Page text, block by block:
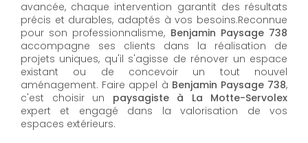
avancée, chaque intervention garantit des résultats
précis et durables, adaptés à vos besoins.Reconnue
pour son professionnalisme, Benjamin Paysage 738
accompagne ses clients dans la réalisation de
projets uniques, qu'il s'agisse de rénover un espace
existant ou de concevoir un tout nouvel
aménagement. Faire appel à Benjamin Paysage 738,
c'est choisir un paysagiste à La Motte-Servolex
expert et engagé dans la valorisation de vos
espaces extérieurs.